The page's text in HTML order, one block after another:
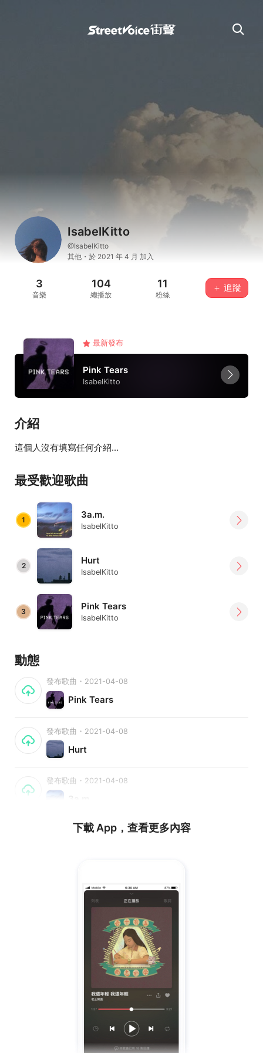
IsabelKitto
@IsabelKitto
其他・於 2021 年 4 月 加入
3
音樂
104
總播放
11
粉絲
＋ 追蹤
最新發布
Pink Tears
IsabelKitto
介紹
這個人沒有填寫任何介紹...
最受歡迎歌曲
1 3a.m.
IsabelKitto
2 Hurt
IsabelKitto
3 Pink Tears
IsabelKitto
動態
發布歌曲・2021-04-08
Pink Tears
發布歌曲・2021-04-08
Hurt
發布歌曲・2021-04-08
3a.m.
下載 App，查看更多內容